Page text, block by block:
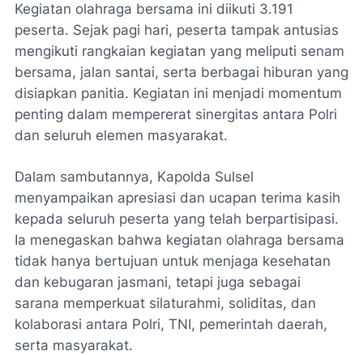
Kegiatan olahraga bersama ini diikuti 3.191
peserta. Sejak pagi hari, peserta tampak antusias
mengikuti rangkaian kegiatan yang meliputi senam
bersama, jalan santai, serta berbagai hiburan yang
disiapkan panitia. Kegiatan ini menjadi momentum
penting dalam mempererat sinergitas antara Polri
dan seluruh elemen masyarakat.
Dalam sambutannya, Kapolda Sulsel
menyampaikan apresiasi dan ucapan terima kasih
kepada seluruh peserta yang telah berpartisipasi.
Ia menegaskan bahwa kegiatan olahraga bersama
tidak hanya bertujuan untuk menjaga kesehatan
dan kebugaran jasmani, tetapi juga sebagai
sarana memperkuat silaturahmi, soliditas, dan
kolaborasi antara Polri, TNI, pemerintah daerah,
serta masyarakat.